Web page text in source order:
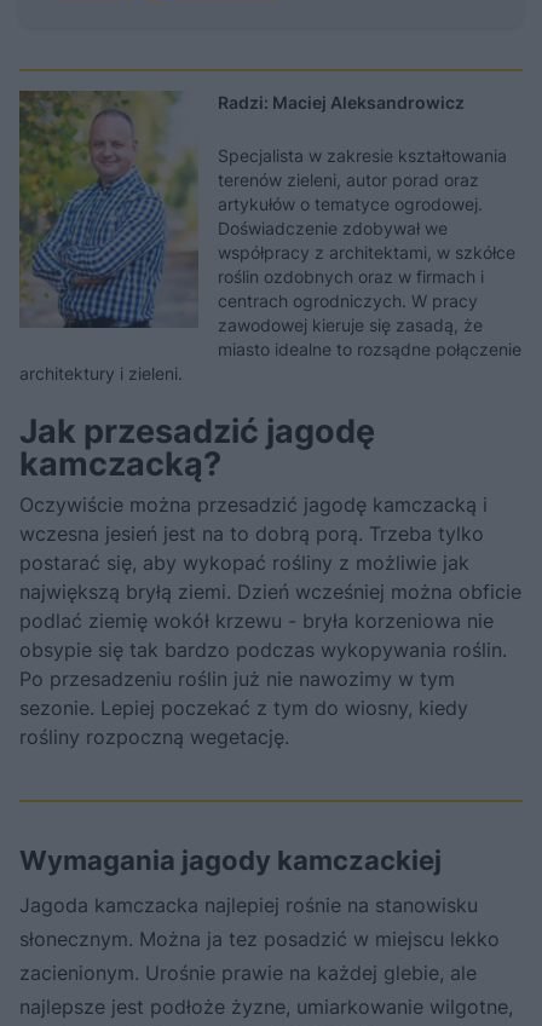
Radzi: Maciej Aleksandrowicz
Specjalista w zakresie kształtowania
terenów zieleni, autor porad oraz
artykułów o tematyce ogrodowej.
Doświadczenie zdobywał we
współpracy z architektami, w szkółce
roślin ozdobnych oraz w firmach i
centrach ogrodniczych. W pracy
zawodowej kieruje się zasadą, że
miasto idealne to rozsądne połączenie
architektury i zieleni.
Jak przesadzić jagodę
kamczacką?
Oczywiście można przesadzić jagodę kamczacką i
wczesna jesień jest na to dobrą porą. Trzeba tylko
postarać się, aby wykopać rośliny z możliwie jak
największą bryłą ziemi. Dzień wcześniej można obficie
podlać ziemię wokół krzewu - bryła korzeniowa nie
obsypie się tak bardzo podczas wykopywania roślin.
Po przesadzeniu roślin już nie nawozimy w tym
sezonie. Lepiej poczekać z tym do wiosny, kiedy
rośliny rozpoczną wegetację.
Wymagania jagody kamczackiej
Jagoda kamczacka najlepiej rośnie na stanowisku
słonecznym. Można ja tez posadzić w miejscu lekko
zacienionym. Urośnie prawie na każdej glebie, ale
najlepsze jest podłoże żyzne, umiarkowanie wilgotne,